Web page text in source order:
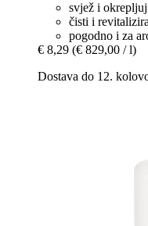
svjež i
čisti i revitalizira
pogodno i za
€ 8,29 (€ 829,00 / l)
Dostava do 12.